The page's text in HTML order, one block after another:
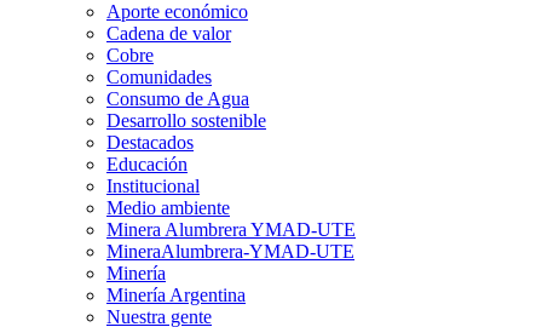
Aporte económico
Cadena de valor
Cobre
Comunidades
Consumo de Agua
Desarrollo sostenible
Destacados
Educación
Institucional
Medio ambiente
Minera Alumbrera YMAD-UTE
MineraAlumbrera-YMAD-UTE
Minería
Minería Argentina
Nuestra gente